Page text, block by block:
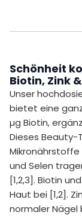
Schönheit
Biotin, Zink
Unser
bietet eine
µg Biotin,
Dieses Beauty-
Mikronährstoffe
und Selen
[1,2,3]. Biotin
Haut bei [1,2].
normaler Nägel